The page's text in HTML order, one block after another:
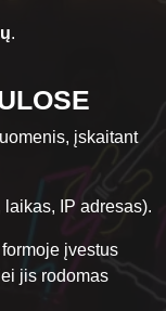
.
įskaitant
IP adresas).
įvestus
jis rodomas